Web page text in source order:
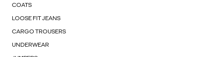
COATS
LOOSE FIT JEANS
CARGO TROUSERS
UNDERWEAR